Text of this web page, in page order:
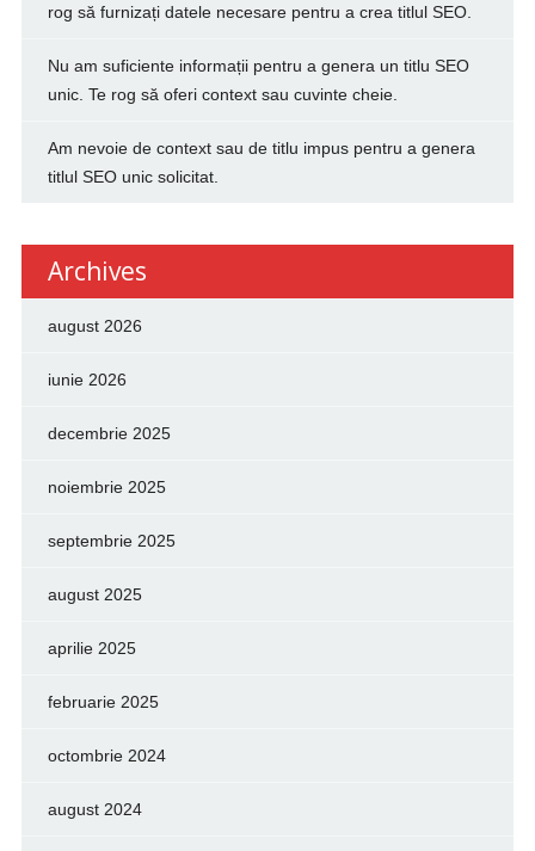
rog să furnizați datele necesare pentru a crea titlul SEO.
Nu am suficiente informații pentru a genera un titlu SEO
unic. Te rog să oferi context sau cuvinte cheie.
Am nevoie de context sau de titlu impus pentru a genera
titlul SEO unic solicitat.
Archives
august 2026
iunie 2026
decembrie 2025
noiembrie 2025
septembrie 2025
august 2025
aprilie 2025
februarie 2025
octombrie 2024
august 2024